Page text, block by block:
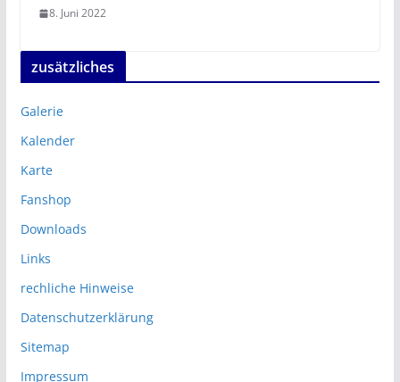
8. Juni 2022
zusätzliches
Galerie
Kalender
Karte
Fanshop
Downloads
Links
rechliche Hinweise
Datenschutzerklärung
Sitemap
Impressum